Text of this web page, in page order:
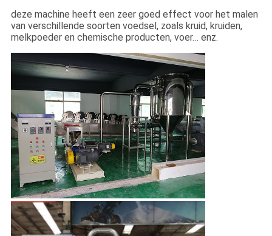
deze machine heeft een zeer goed effect voor het malen
van verschillende soorten voedsel, zoals kruid, kruiden,
melkpoeder en chemische producten, voer… enz.